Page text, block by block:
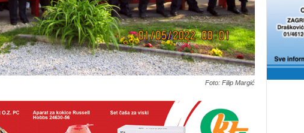
Foto: Filip Margić